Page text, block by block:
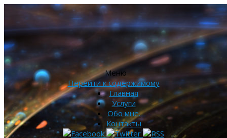
Меню
Перейти к содержимому
Главная
Услуги
Обо мне.
Контакты